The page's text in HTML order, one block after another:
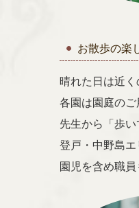
お散歩の楽
晴れた日は近く
各園は園庭のご
先生から「歩
登戸・中野島エ
園児を含め職